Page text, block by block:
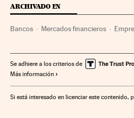
ARCHIVADO EN
Bancos Mercados financieros
Se adhiere a los criterios de
Más información
Si está interesado en licenciar este contenido,